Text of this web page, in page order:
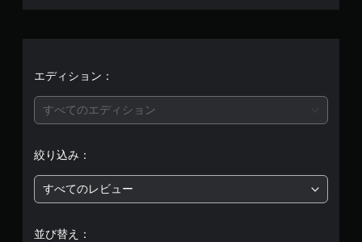
5
段
エディション：
すべてのエディション
絞り込み：
すべてのレビュー
並び替え：